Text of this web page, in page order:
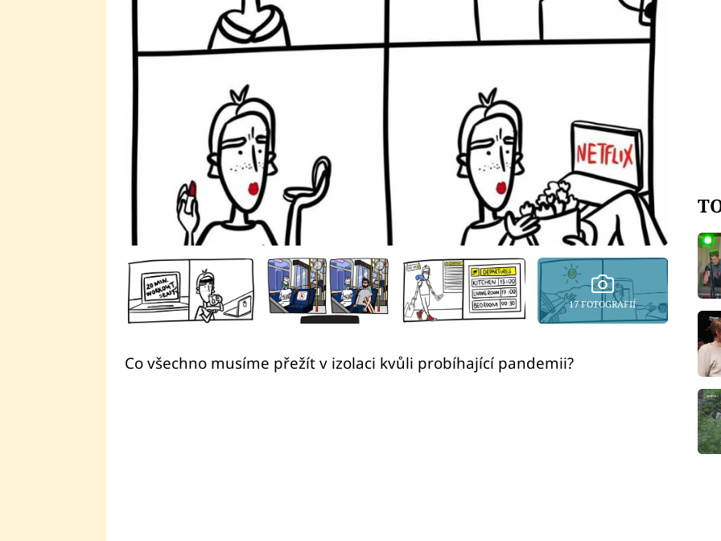
17 FOTOGRAFIÍ
Co všechno musíme přežít v izolaci kvůli probíhající pandemii?